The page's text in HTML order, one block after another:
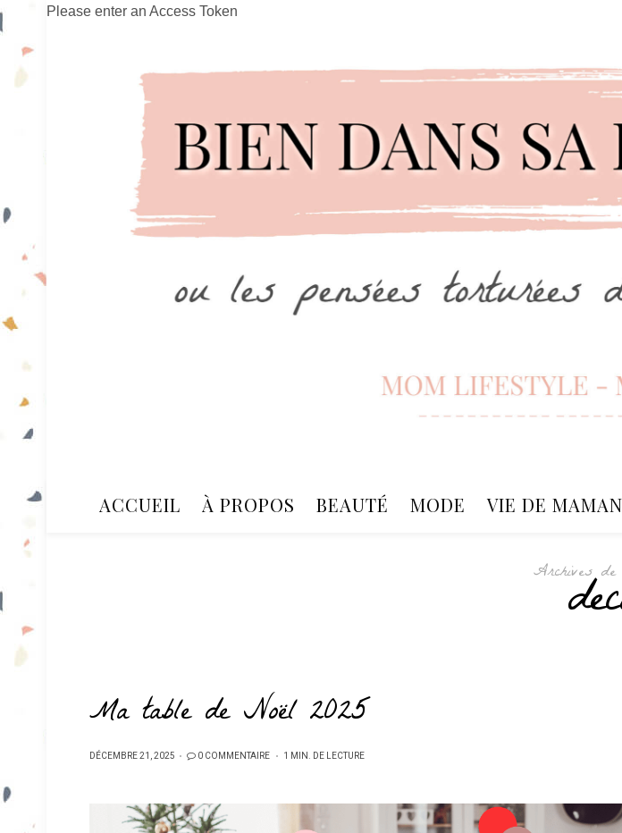
Please enter an Access Token
ACCUEIL À PROPOS BEAUTÉ MODE VIE DE MAMAN
Archives de
Ma table de Noël 2025
PUBLIÉ
DÉCEMBRE 21, 2025 0 COMMENTAIRE 1 MIN. DE LECTURE